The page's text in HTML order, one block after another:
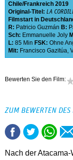
Chile Frankreich 2019
Original-Titel: LA
Filmstart in
R: Patricio Guzmán B:
Sch: Emmanuelle Joly
L: 85 Min FSK: Ohne
Mit: Francisco Gazitúa,
Bewerten Sie den Film:
ZUM BEWERTEN
Nach der